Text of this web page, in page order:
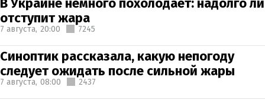
отступит жара
7 августа, 20:00 7245
Синоптик рассказала, какую непогоду
следует ожидать после сильной жары
7 августа, 08:00 2437